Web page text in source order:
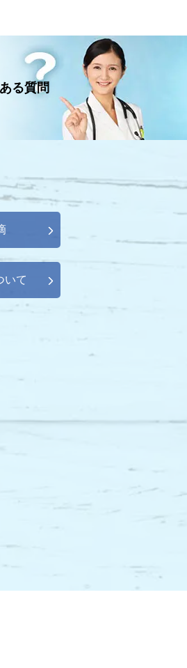
る質問
いて